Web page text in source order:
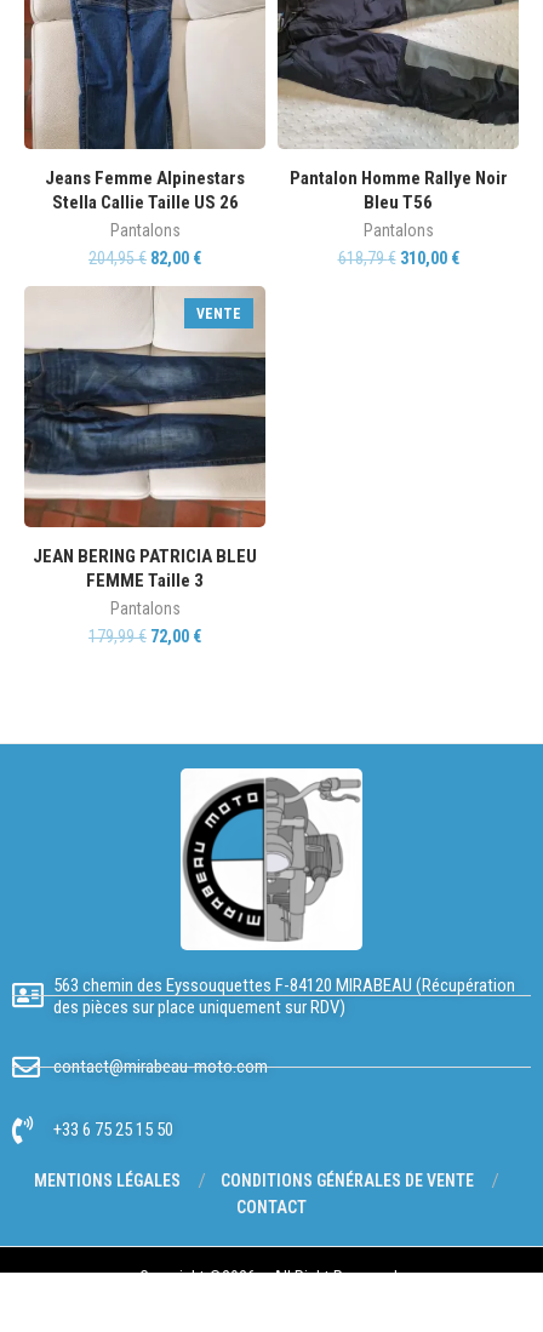
Jeans Femme Alpinestars
Stella Callie Taille US 26
Pantalons
204,95€ 82,00 €
Pantalon Homme Rallye Noir
Bleu T56
Pantalons
618,79€ 310,00 €
VENTE
JEAN BERING PATRICIA BLEU
FEMME Taille 3
Pantalons
179,99€ 72,00 €
563 chemin des Eyssouquettes F-84120 MIRABEAU (Récupération
des pièces sur place uniquement sur RDV)
contact@mirabeau-moto.com
+33 6 75 25 15 50
MENTIONS LÉGALES
CONDITIONS GÉNÉRALES DE VENTE
CONTACT
Copyright @2026 – All Right Reserved.